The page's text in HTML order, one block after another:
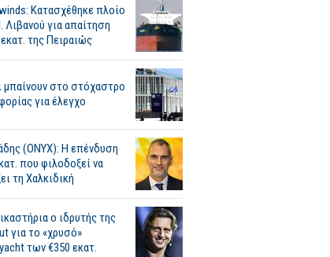
Κατασχέθηκε πλοίο
Λιβανού για απαίτηση
της Πειραιώς
μπαίνουν στο στόχαστρο
για έλεγχο
(ONYX): Η επένδυση
που φιλοδοξεί να
τη Χαλκιδική
ο ιδρυτής της
για το «χρυσό»
των €350 εκατ.